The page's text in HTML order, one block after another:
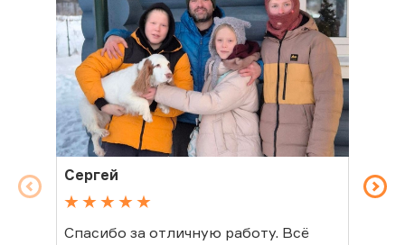
Сергей
Спасибо за отличную работу. Всё